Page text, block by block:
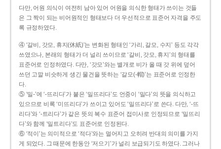
다만, 어원 의식이 여전히 남아 있어 어원을 의식한 형태가 쓰이는 것들
은 그 짝이 되는 비어원적인 형태보다 더 우선적으로 표준어 자격을 주도
록 규정하였다.
④ ‘갈비, 갓모, 휴지(休紙)’는 변화된 형태인 ‘가리, 갈모, 수지’ 등도 각각
쓰였으나, 본래의 형태가 더 널리 쓰이므로 ‘갈비, 갓모, 휴지’의 형태를
표준어로 인정하였다. 다만, ‘갓모’와는 별개로 비가 올 때 갓 위에 덮어
쓰던 고깔 비슷하게 생긴 물건을 뜻하는 ‘갈모(-帽)’는 표준어로 인정한
다.
⑤ ‘밀-’에 ‘-뜨리다’가 붙은 ‘밀뜨리다’도 언중이 ‘밀다’의 뜻을 의식하고
있으므로 비록 ‘미뜨리다’가 쓰이고 있어도 ‘밀뜨리다’로 쓴다. 다만, ‘-뜨
리다’와 ‘-트리다’가 같은 뜻의 복수 표준어 접미사로 인정되므로 ‘밀뜨리
다’와 함께 ‘밀트리다’도 표준어로 인정된다.
⑥ ‘적이’는 의미적으로 ‘적다’와는 멀어지고 오히려 반대의 의미를 가지
게 되었다. 그 때문에 한동안 ‘저으기’가 널리 보급되기도 하였다. 그러나